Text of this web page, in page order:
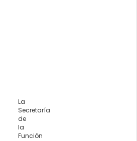
La
Secretaría
de
la
Función